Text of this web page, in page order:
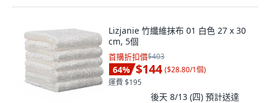
Lizjanie 竹纖維抹布 01 白色 27 x 30
cm, 5個
首購折扣價$403
64% $144 ($28.80/1個)
運費 $195
後天 8/13 (四) 預計送達